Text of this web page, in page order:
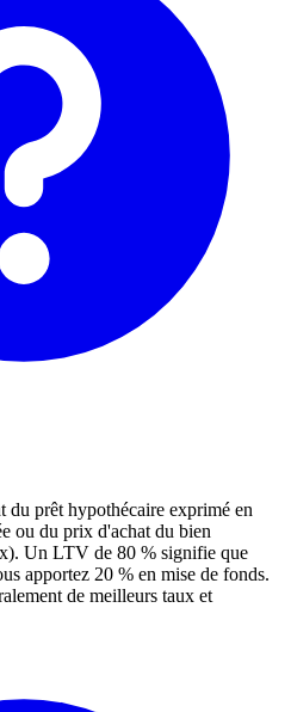
du prêt hypothécaire exprimé en
ou du prix d'achat du bien
Un LTV de 80 % signifie que
apportez 20 % en mise de fonds.
de meilleurs taux et